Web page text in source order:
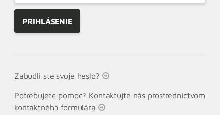
PRIHLÁSENIE
Zabudli ste svoje heslo?
Potrebujete pomoc? Kontaktujte nás prostredníctvom
kontaktného formulára